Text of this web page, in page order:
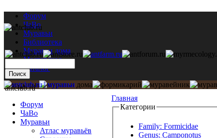
Форум
ЧаВо
Муравьи
Библиотека
Муравьи дома
Мастерская
Каталог
Главная
Категории
Family: Formicidae
Genus: Camponotus
antclub.ru
Форум
ЧаВо
Муравьи
Атлас муравьёв